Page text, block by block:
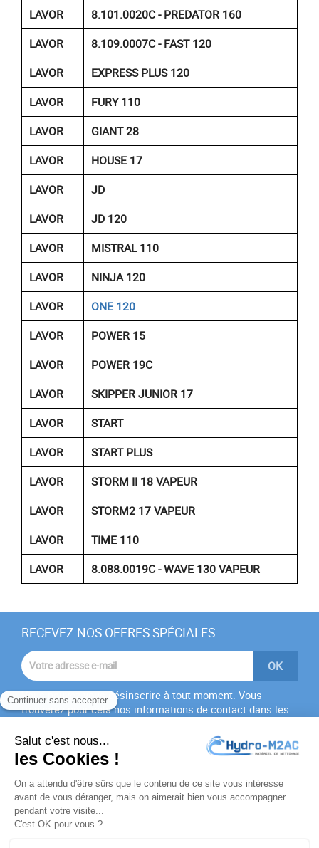
LAVOR
8.101.0020C - PREDATOR 160
LAVOR
8.109.0007C - FAST 120
LAVOR
EXPRESS PLUS 120
LAVOR
FURY 110
LAVOR
GIANT 28
LAVOR
HOUSE 17
LAVOR
JD
LAVOR
JD 120
LAVOR
MISTRAL 110
LAVOR
NINJA 120
LAVOR
ONE 120
LAVOR
POWER 15
LAVOR
POWER 19C
LAVOR
SKIPPER JUNIOR 17
LAVOR
START
LAVOR
START PLUS
LAVOR
STORM II 18 VAPEUR
LAVOR
STORM2 17 VAPEUR
LAVOR
TIME 110
LAVOR
‎8.088.0019C - WAVE 130 VAPEUR
RECEVEZ NOS OFFRES SPÉCIALES
Vous pouvez vous désinscrire à tout moment. Vous
trouverez pour cela nos informations de contact dans les
J'accepte lesconditions générales
politique de
confidentialité
PRODUITS